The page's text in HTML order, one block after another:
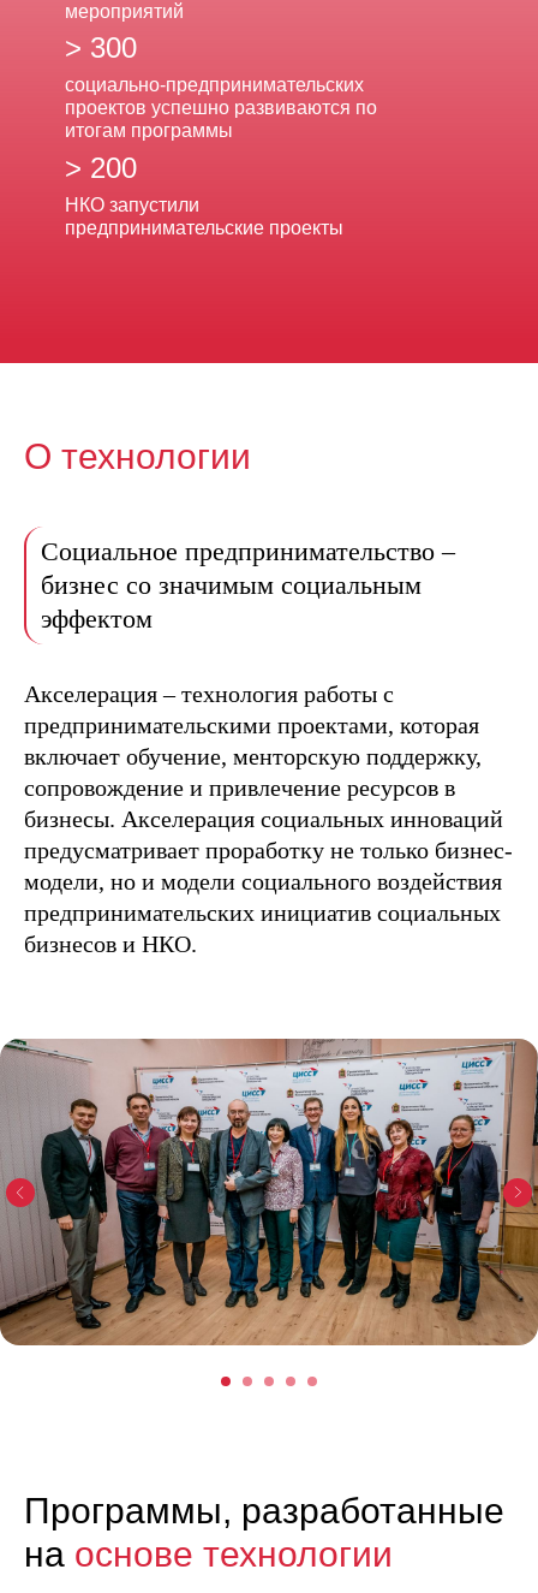
мероприятий
> 300
социально-предпринимательских
проектов успешно развиваются по
итогам программы
> 200
НКО запустили
предпринимательские проекты
О технологии
Социальное предпринимательство –
бизнес со значимым социальным
эффектом
Акселерация – технология работы с
предпринимательскими проектами, которая
включает обучение, менторскую поддержку,
сопровождение и привлечение ресурсов в
бизнесы. Акселерация социальных инноваций
предусматривает проработку не только бизнес-
модели, но и модели социального воздействия
предпринимательских инициатив социальных
бизнесов и НКО.
Программы, разработанные
на основе технологии